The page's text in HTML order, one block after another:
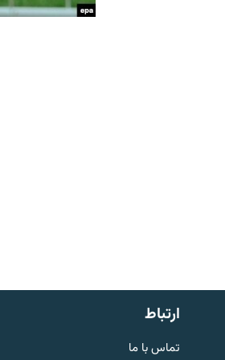
به ما بپیوندید
ارتباط
تماس با ما